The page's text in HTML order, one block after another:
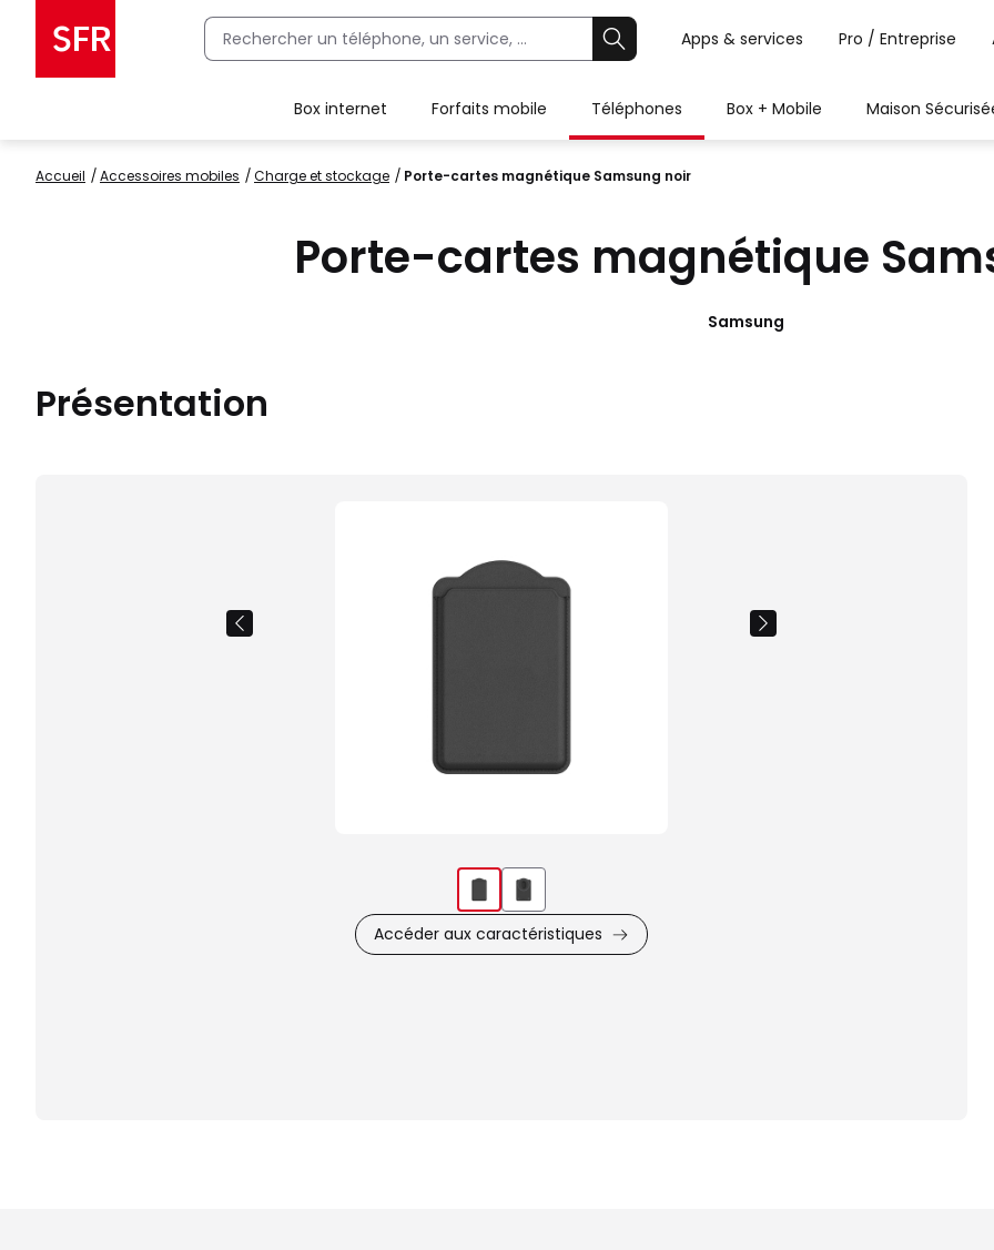
Apps & services Pro / Entreprise
Box internet Forfaits mobile Téléphones Box + Mobile Maison
Accueil accessoires mobiles charge et stockage Porte-cartes magnétique Samsung noir
Porte-cartes magnétique
Samsung
Présentation
produit
Accéder aux caractéristiques